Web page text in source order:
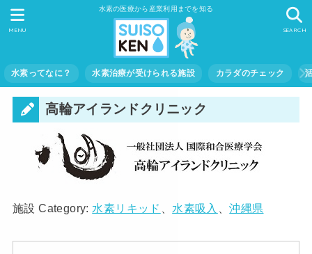
水素の医療から産業利用までを知る
SEARCH
MENU
水素ってなに？ 水素治療が受けられる施設 カラダのチェック
高輪アイランドクリニック
施設 Category: 水素リキッド 水素吸入 、沖縄県